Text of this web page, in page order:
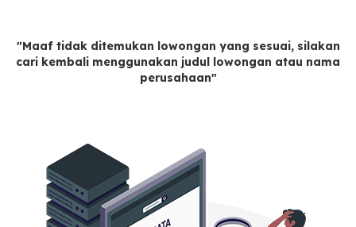
"Maaf tidak ditemukan lowongan yang sesuai, silakan
cari kembali menggunakan judul lowongan atau nama
perusahaan"